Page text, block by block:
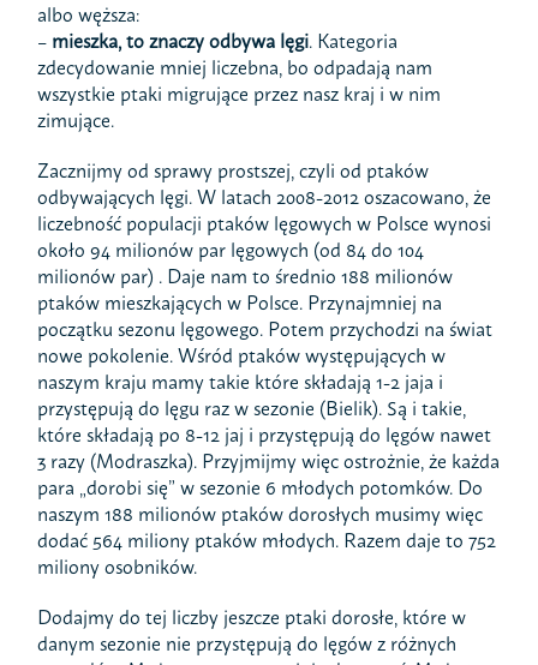
albo węższa:
– mieszka, to znaczy odbywa lęgi. Kategoria
zdecydowanie mniej liczebna, bo odpadają nam
wszystkie ptaki migrujące przez nasz kraj i w nim
zimujące.
Zacznijmy od sprawy prostszej, czyli od ptaków
odbywających lęgi. W latach 2008-2012 oszacowano, że
liczebność populacji ptaków lęgowych w Polsce wynosi
około 94 milionów par lęgowych (od 84 do 104
milionów par) . Daje nam to średnio 188 milionów
ptaków mieszkających w Polsce. Przynajmniej na
początku sezonu lęgowego. Potem przychodzi na świat
nowe pokolenie. Wśród ptaków występujących w
naszym kraju mamy takie które składają 1-2 jaja i
przystępują do lęgu raz w sezonie (Bielik). Są i takie,
które składają po 8-12 jaj i przystępują do lęgów nawet
3 razy (Modraszka). Przyjmijmy więc ostrożnie, że każda
para „dorobi się” w sezonie 6 młodych potomków. Do
naszym 188 milionów ptaków dorosłych musimy więc
dodać 564 miliony ptaków młodych. Razem daje to 752
miliony osobników.
Dodajmy do tej liczby jeszcze ptaki dorosłe, które w
danym sezonie nie przystępują do lęgów z różnych